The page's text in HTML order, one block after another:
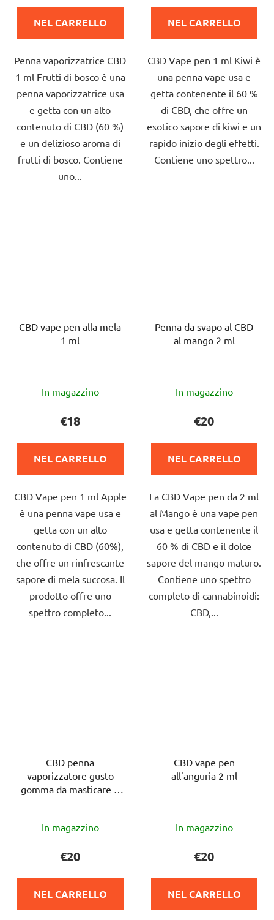
prodotto
è
su
5
stelle.
NEL CARRELLO
Penna vaporizzatrice CBD
1 ml Frutti di bosco è una
penna vaporizzatrice usa
e getta con un alto
contenuto di CBD (60 %)
e un delizioso aroma di
frutti di bosco. Contiene
uno...
prodotto
è
su
5
stelle.
NEL CARRELLO
CBD Vape pen 1 ml Kiwi è
una penna vape usa e
getta contenente il 60 %
di CBD, che offre un
esotico sapore di kiwi e un
rapido inizio degli effetti.
Contiene uno spettro...
CBD vape pen alla mela
1 ml
valutazione
prodotto
è
su
5
stelle.
In magazzino
€18
NEL CARRELLO
CBD Vape pen 1 ml Apple
è una penna vape usa e
getta con un alto
contenuto di CBD (60%),
che offre un rinfrescante
sapore di mela succosa. Il
prodotto offre uno
spettro completo...
Penna da svapo al CBD
al mango 2 ml
valutazione
prodotto
è
su
5
stelle.
In magazzino
€20
NEL CARRELLO
La CBD Vape pen da 2 ml
al Mango è una vape pen
usa e getta contenente il
60 % di CBD e il dolce
sapore del mango maturo.
Contiene uno spettro
completo di cannabinoidi:
CBD,...
CBD penna
vaporizzatore gusto
gomma da masticare 2
valutazione
media
è
In magazzino
€20
NEL CARRELLO
CBD vape pen
all'anguria 2 ml
valutazione
media
è
In magazzino
€20
NEL CARRELLO